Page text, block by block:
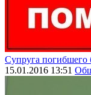
Супруга
15.01.2016 13:51